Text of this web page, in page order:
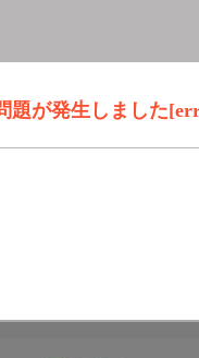
題が発生しました